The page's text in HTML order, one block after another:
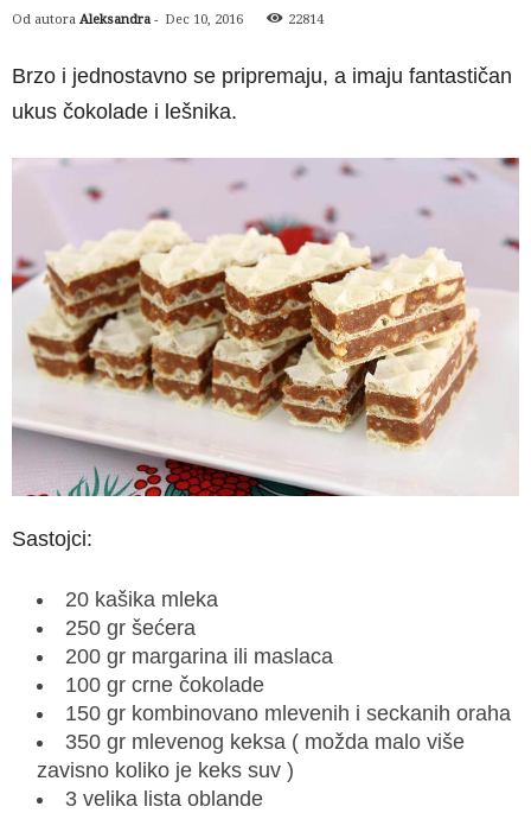
Od autora Aleksandra - Dec 10, 2016 22814
Brzo i jednostavno se pripremaju, a imaju fantastičan
ukus čokolade i lešnika.
Sastojci:
20 kašika mleka
250 gr šećera
200 gr margarina ili maslaca
100 gr crne čokolade
150 gr kombinovano mlevenih i seckanih oraha
350 gr mlevenog keksa ( možda malo više
zavisno koliko je keks suv )
3 velika lista oblande